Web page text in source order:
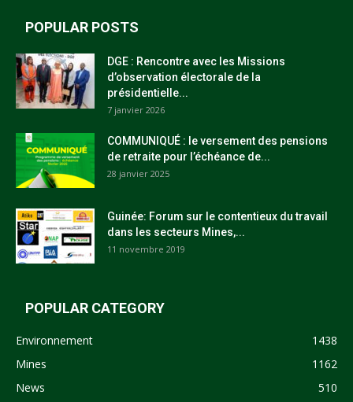
POPULAR POSTS
DGE : Rencontre avec les Missions
d’observation électorale de la
présidentielle...
7 janvier 2026
COMMUNIQUÉ : le versement des pensions
de retraite pour l’échéance de...
28 janvier 2025
Guinée: Forum sur le contentieux du travail
dans les secteurs Mines,...
11 novembre 2019
POPULAR CATEGORY
Environnement
1438
Mines
1162
News
510